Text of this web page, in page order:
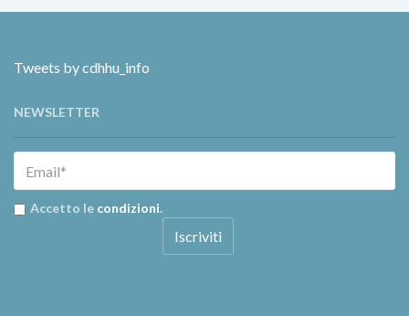
Tweets by cdhhu_info
NEWSLETTER
Accetto le condizioni.